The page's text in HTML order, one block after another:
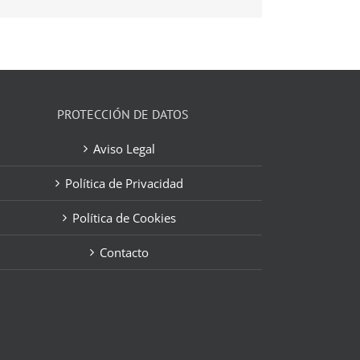
PROTECCIÓN DE DATOS
Aviso Legal
Política de Privacidad
Política de Cookies
Contacto